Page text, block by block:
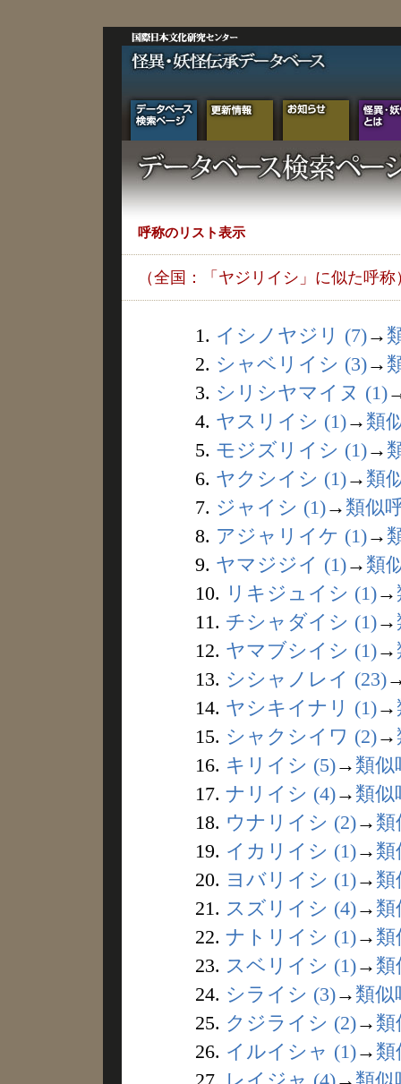
呼称のリスト表示
（全国：「ヤジリイシ」に似た呼称
1. イシノヤジリ (7)→
2. シャベリイシ (3)→
3. シリシヤマイヌ (1)
4. ヤスリイシ (1)→ 類
5. モジズリイシ (1)→
6. ヤクシイシ (1)→ 類
7. ジャイシ (1)→ 類似
8. アジャリイケ (1)→
9. ヤマジジイ (1)→ 類
10. リキジュイシ (1)→
11. チシャダイシ (1)→
12. ヤマブシイシ (1)→
13. シシャノレイ (23)
14. ヤシキイナリ (1)→
15. シャクシイワ (2)→
16. キリイシ (5)→ 類似
17. ナリイシ (4)→ 類似
18. ウナリイシ (2)→ 類
19. イカリイシ (1)→ 類
20. ヨバリイシ (1)→ 類
21. スズリイシ (4)→ 類
22. ナトリイシ (1)→ 類
23. スベリイシ (1)→ 類
24. シライシ (3)→ 類似
25. クジライシ (2)→ 類
26. イルイシャ (1)→ 類